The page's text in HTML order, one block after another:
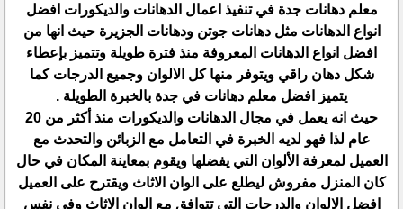
معلم دهانات جدة في تنفيذ اعمال الدهانات والديكورات افضل
انواع الدهانات مثل دهانات جوتن ودهانات الجزيرة حيث انها من
افضل انواع الدهانات المعروفة منذ فترة طويلة وتتميز بإعطاء
شكل دهان راقي ويتوفر منها كل الالوان وجميع الدرجات كما
يتميز افضل معلم دهانات في جدة بالخبرة الطويلة .
حيث انه يعمل في مجال الدهانات والديكورات منذ أكثر من 20
عام لذا فهو لديه الخبرة في التعامل مع الزبائن والتحدث مع
العميل لمعرفة الألوان التي يفضلها ويقوم بمعاينة المكان في حال
كان المنزل مفروش ليطلع على الوان الاثاث ويقترح على العميل
افضل الالوان والدرجات التي تتوافق مع الوان الاثاث وفي نفس